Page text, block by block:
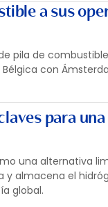
a sus
pila de
con
para
una alternativa
y almacena el
global.